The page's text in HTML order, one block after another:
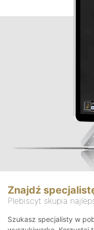
Znajdź
Plebiscyt skupia
Szukasz specjalisty w